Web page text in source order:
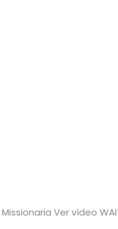
Ver vídeo